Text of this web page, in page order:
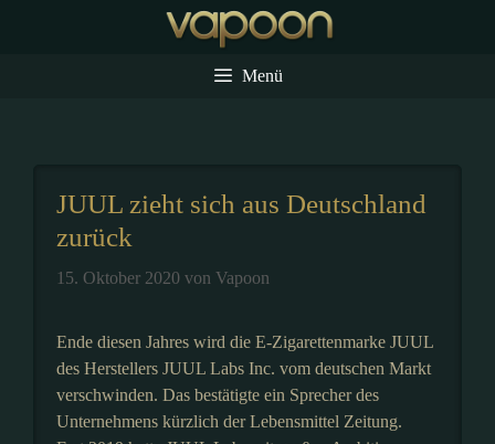
Menü
JUUL zieht sich aus Deutschland
zurück
15. Oktober 2020 von Vapoon
Ende diesen Jahres wird die E-Zigarettenmarke JUUL
des Herstellers JUUL Labs Inc. vom deutschen Markt
verschwinden. Das bestätigte ein Sprecher des
Unternehmens kürzlich der Lebensmittel Zeitung.